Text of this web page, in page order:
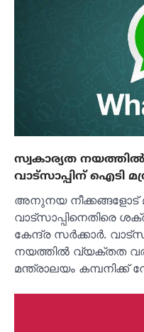
സ്വകാര്യത
വാട്‌സാപ്പിന് ഐടി
അനുനയ നീക്കങ്ങളോട്
വാട്‌സാപ്പിനെതിരെ
കേന്ദ്ര സര്‍ക്കാര്‍.
നയത്തില്‍ വ്യക്തത
മന്ത്രാലയം കമ്പനിക്ക്